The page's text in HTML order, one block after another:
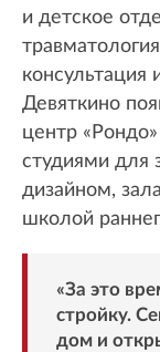
и детское
Девяткино
центр
студиями для
дизайном,
школой
«За это
стройку.
дом и